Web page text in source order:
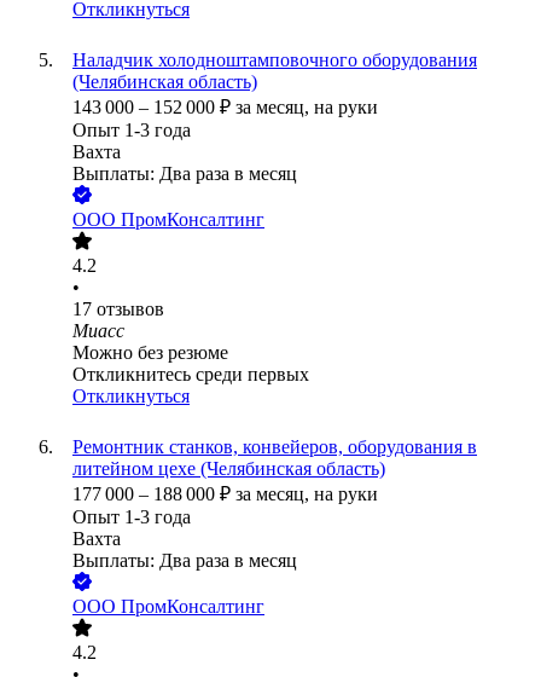
Откликнуться
Наладчик холодноштамповочного оборудования
(Челябинская область)
143 000 – 152 000 ₽ за месяц, на руки
Опыт 1-3 года
Вахта
Выплаты: Два раза в месяц
ООО ПромКонсалтинг
4.2
•
17 отзывов
Миасс
Можно без резюме
Откликнитесь среди первых
Откликнуться
Ремонтник станков, конвейеров, оборудования в
литейном цехе (Челябинская область)
177 000 – 188 000 ₽ за месяц, на руки
Опыт 1-3 года
Вахта
Выплаты: Два раза в месяц
ООО ПромКонсалтинг
4.2